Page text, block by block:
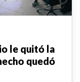
le quitó la
quedó